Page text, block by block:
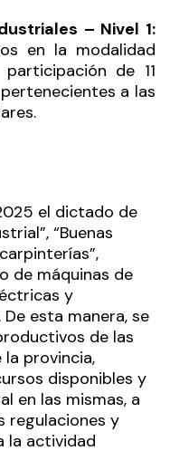
– Nivel 1:
en la modalidad
de 11
a las
el dictado de
“Buenas
de máquinas de
y
esta manera, se
de las
provincia,
disponibles y
en las mismas, a
regulaciones y
la actividad